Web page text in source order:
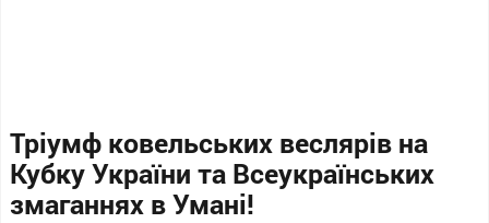
Тріумф ковельських веслярів на
Кубку України та Всеукраїнських
змаганнях в Умані!